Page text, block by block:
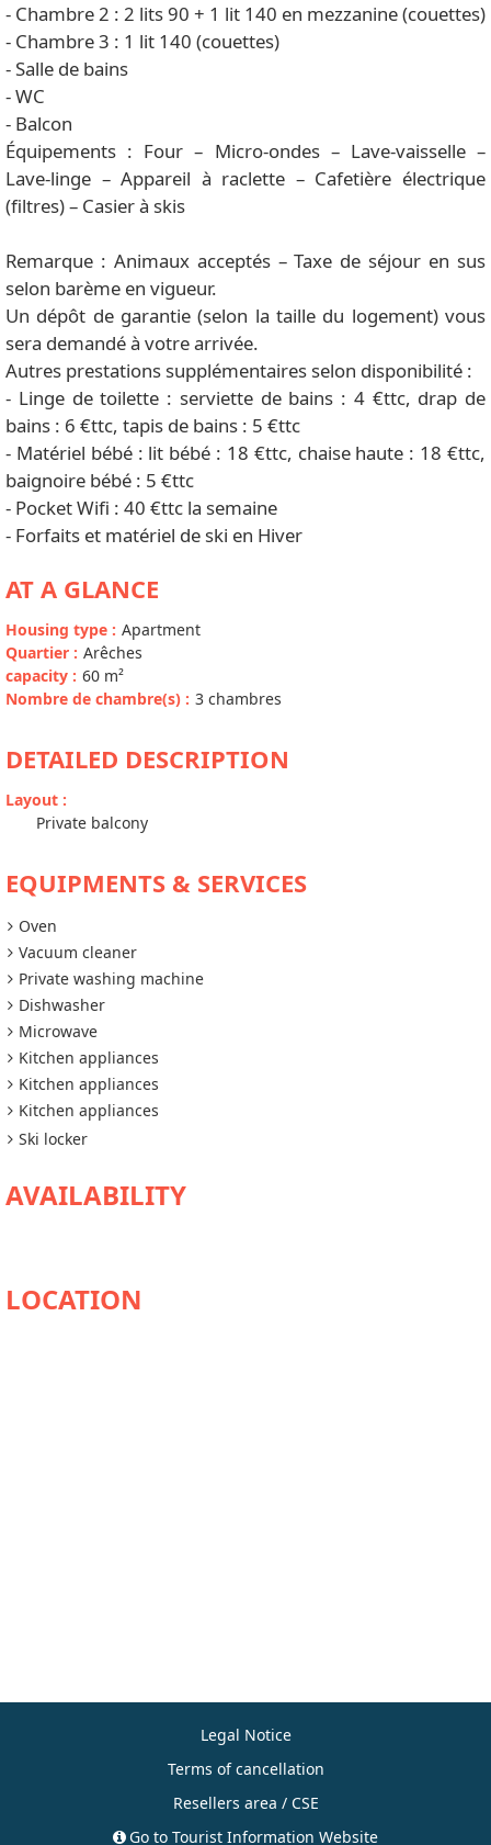
- Chambre 2 : 2 lits 90 + 1 lit 140 en mezzanine (couettes)
- Chambre 3 : 1 lit 140 (couettes)
- Salle de bains
- WC
- Balcon
Équipements : Four – Micro-ondes – Lave-vaisselle –
Lave-linge – Appareil à raclette – Cafetière électrique
(filtres) – Casier à skis
Remarque : Animaux acceptés – Taxe de séjour en sus
selon barème en vigueur.
Un dépôt de garantie (selon la taille du logement) vous
sera demandé à votre arrivée.
Autres prestations supplémentaires selon disponibilité :
- Linge de toilette : serviette de bains : 4 €ttc, drap de
bains : 6 €ttc, tapis de bains : 5 €ttc
- Matériel bébé : lit bébé : 18 €ttc, chaise haute : 18 €ttc,
baignoire bébé : 5 €ttc
- Pocket Wifi : 40 €ttc la semaine
- Forfaits et matériel de ski en Hiver
AT A GLANCE
Housing type : Apartment
Quartier : Arêches
capacity : 60 m²
Nombre de chambre(s) : 3 chambres
DETAILED DESCRIPTION
Layout :
Private balcony
EQUIPMENTS & SERVICES
Oven
Vacuum cleaner
Private washing machine
Dishwasher
Microwave
Kitchen appliances
Kitchen appliances
Kitchen appliances
Ski locker
AVAILABILITY
Legal Notice
Terms of cancellation
Resellers area / CSE
Go to Tourist Information Website